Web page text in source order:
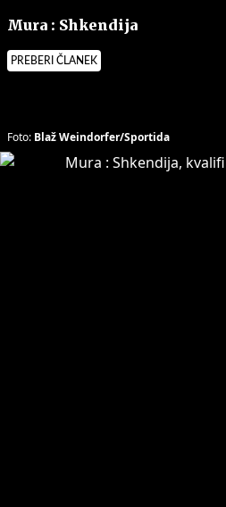
Mura : Shkendija
PREBERI ČLANEK
Foto: Blaž Weindorfer/Sportida